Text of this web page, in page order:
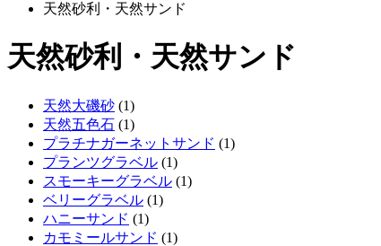
天然砂利・天然サンド
天然砂利・天然サンド
天然大磯砂 (1)
天然五色石 (1)
プラチナガーネットサンド (1)
プランツグラベル (1)
スモーキーグラベル (1)
ベリーグラベル (1)
ハニーサンド (1)
カモミールサンド (1)